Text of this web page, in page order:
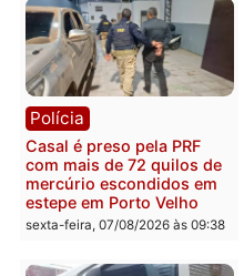
Polícia
2 MILHÕES – Unnesa
apresenta documentos
que comprovam
transparência e legalidade
sexta-feira, 07/08/2026 às 12:24